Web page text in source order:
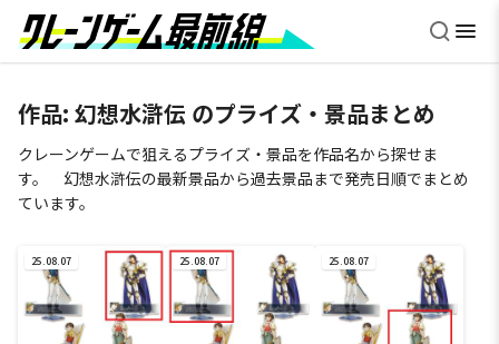
作品: 幻想水滸伝 のプライズ・景品まとめ
クレーンゲームで狙えるプライズ・景品を作品名から探せま
す。 幻想水滸伝の最新景品から過去景品まで発売日順でまとめ
ています。
25.08.07 25.08.07 25.08.07